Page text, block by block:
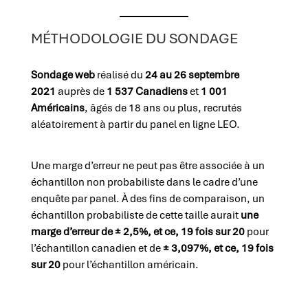
MÉTHODOLOGIE DU SONDAGE
Sondage web réalisé du 24 au 26 septembre
2021 auprès de 1 537 Canadienset 1 001
Américains, âgés de 18 ans ou plus, recrutés
aléatoirement à partir du panel en ligne LEO.
Une marge d’erreur ne peut pas être associée à un
échantillon non probabiliste dans le cadre d’une
enquête par panel. À des fins de comparaison, un
échantillon probabiliste de cette taille aurait une
marge d’erreur de ± 2,5%, et ce, 19 fois sur 20 pour
l’échantillon canadien et de± 3,097%, et ce, 19 fois
sur 20pour l’échantillon américain.